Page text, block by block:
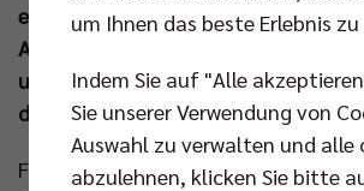
endlich wieder seinen gesamten
Am Sonntag (02. Apr um 17.30 Uhr)
und seine Mannschaft in der
den Einzug in das Playoff-
Frohe Kunde vor dem zweiten
um Ihnen das beste Erlebnis
Indem Sie auf "Alle
Sie unserer Verwendung von
Auswahl zu verwalten und alle
abzulehnen, klicken Sie bitte